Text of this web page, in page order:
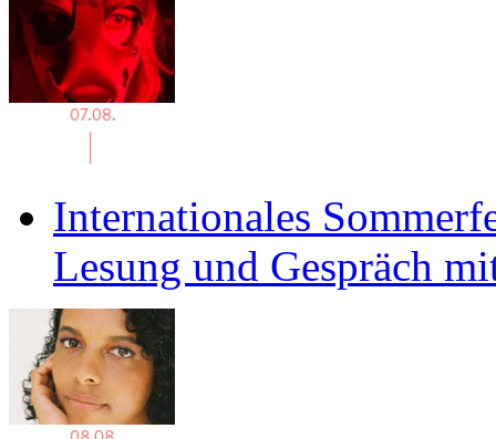
Internationales
Lesung und Gespräch